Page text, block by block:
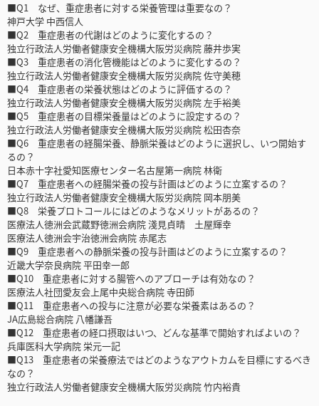
■Q1 なぜ、重症患者に対する栄養管理は重要なの？
神戸大学 中西信人
■Q2 重症患者の代謝はどのように変化するの？
独立行政法人労働者健康安全機構大阪労災病院 藤井歩実
■Q3 重症患者の消化管機能はどのように変化するの？
独立行政法人労働者健康安全機構大阪労災病院 佐守美穂
■Q4 重症患者の栄養状態はどのように評価するの？
独立行政法人労働者健康安全機構大阪労災病院 左手裕美
■Q5 重症患者の目標栄養量はどのように設定するの？
独立行政法人労働者健康安全機構大阪労災病院 松田杏奈
■Q6 重症患者の経腸栄養、静脈栄養はどのように選択し、いつ開始す
るの？
日本赤十字社愛知医療センター名古屋第一病院 林衛
■Q7 重症患者への経腸栄養の投与計画はどのように立案するの？
独立行政法人労働者健康安全機構大阪労災病院 岡本朋美
■Q8 栄養プロトコールにはどのようなメリットがあるの？
医療法人徳洲会武蔵野徳洲会病院 淺見貞晴 土屋輝幸
医療法人徳洲会宇治徳洲会病院 赤尾志
■Q9 重症患者への静脈栄養の投与計画はどのように立案するの？
近畿大学奈良病院 平田幸一郎
■Q10 重症患者に対する腸管へのアプローチは有効なの？
医療法人社団愛友会上尾中央総合病院 寺田師
■Q11 重症患者への投与に注意が必要な栄養素はあるの？
JA広島総合病院 八幡謙吾
■Q12 重症患者の経口摂取はいつ、どんな基準で開始すればよいの？
兵庫医科大学病院 栄元一記
■Q13 重症患者の栄養療法ではどのようなアウトカムを目標にするべき
なの？
独立行政法人労働者健康安全機構大阪労災病院 竹内裕貴